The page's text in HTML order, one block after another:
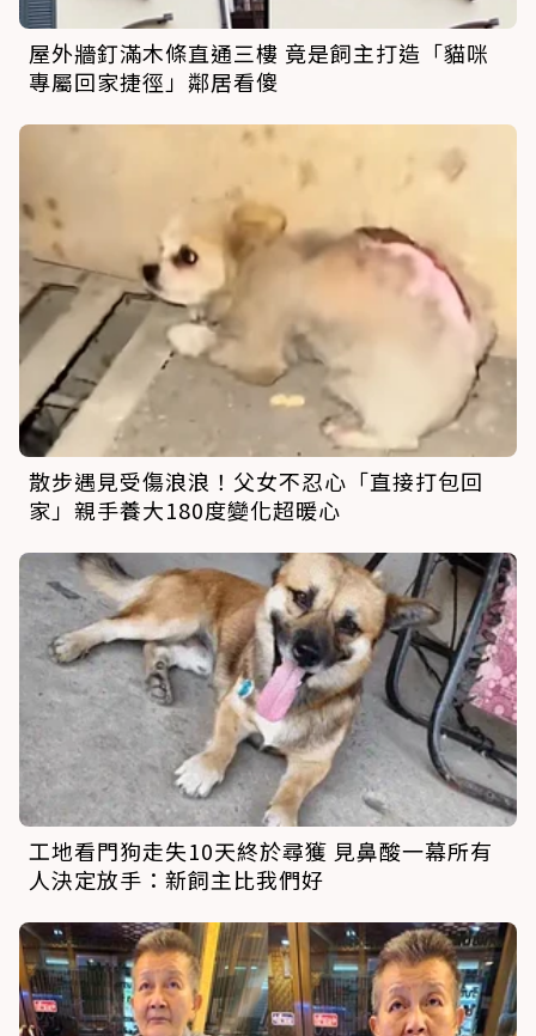
屋外牆釘滿木條直通三樓 竟是飼主打造「貓咪
專屬回家捷徑」鄰居看傻
散步遇見受傷浪浪！父女不忍心「直接打包回
家」親手養大180度變化超暖心
工地看門狗走失10天終於尋獲 見鼻酸一幕所有
人決定放手：新飼主比我們好